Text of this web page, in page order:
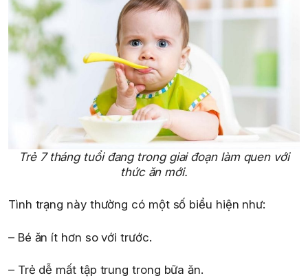
Trẻ 7 tháng tuổi đang trong giai đoạn làm quen với
thức ăn mới.
Tình trạng này thường có một số biểu hiện như:
– Bé ăn ít hơn so với trước.
– Trẻ dễ mất tập trung trong bữa ăn.